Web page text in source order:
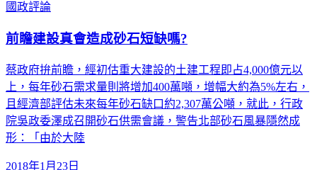
國政評論
前瞻建設真會造成砂石短缺嗎?
蔡政府拚前瞻，經初估重大建設的土建工程即占4,000億元以
上，每年砂石需求量則將增加400萬噸，增幅大約為5%左右，
且經濟部評估未來每年砂石缺口約2,307萬公噸，就此，行政
院吳政委澤成召開砂石供需會議，警告北部砂石風暴隱然成
形：「由於大陸
2018年1月23日